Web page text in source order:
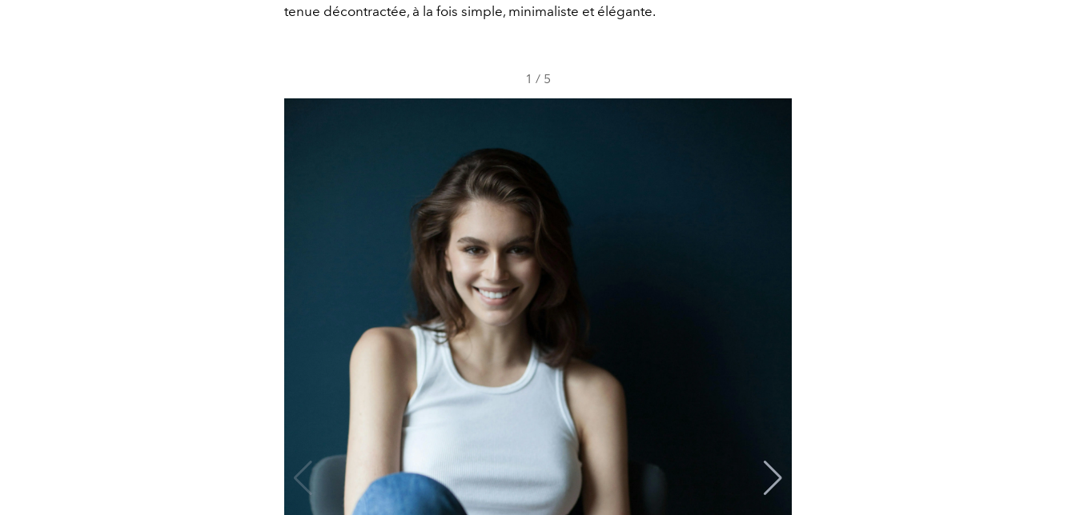
tenue décontractée, à la fois simple, minimaliste et élégante.
1 / 5